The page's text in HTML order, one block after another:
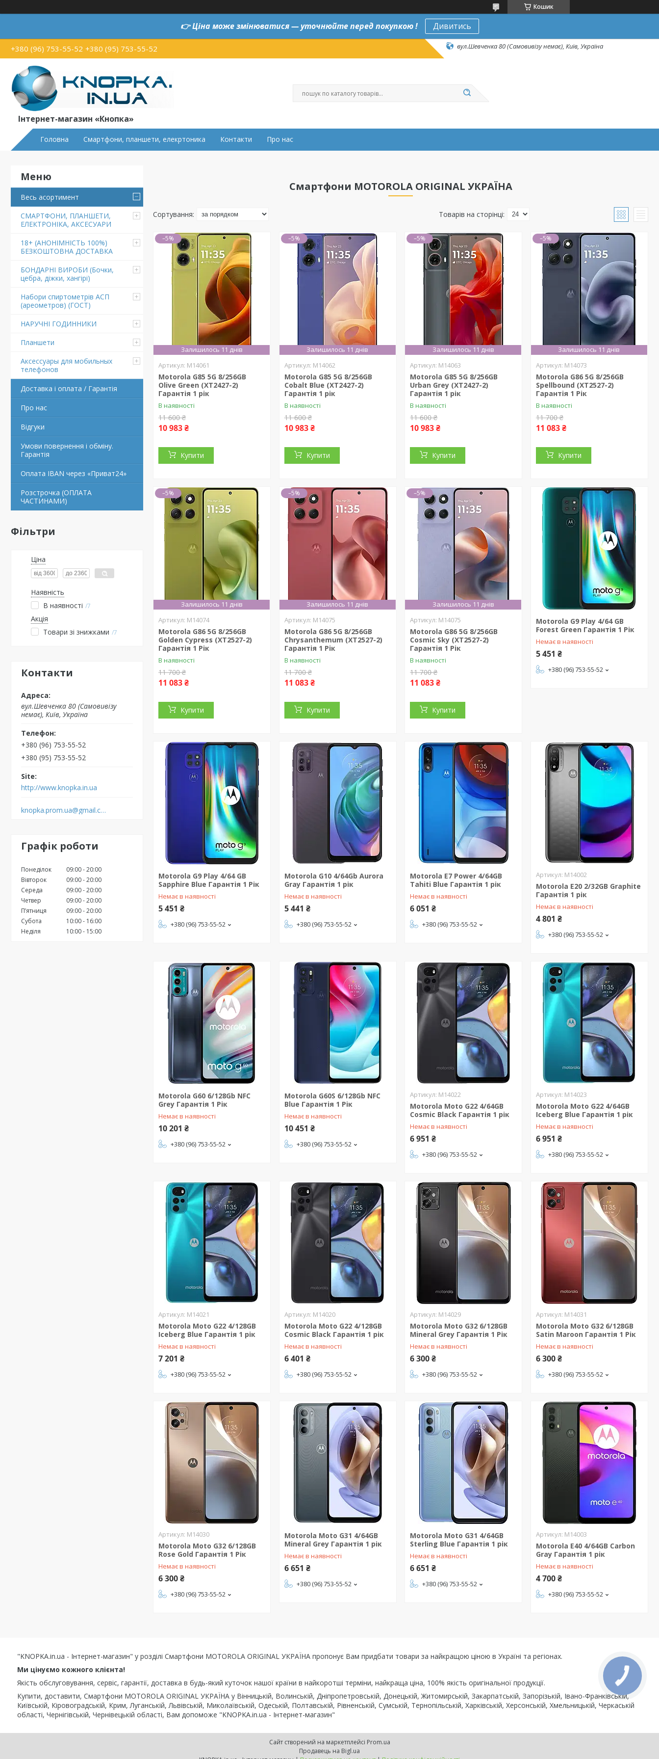
Кошик
👉Ціна може змінюватися — уточнюйте перед покупкою ! Дивитись
+380 (96) 753-55-52 +380 (95) 753-55-52 вул.Шевченка 80 (Самовивізу немає), Київ, Україна
Інтернет-магазин «Кнопка»
Головна Смартфони, планшети, елекртоника Контакти Про нас
Весь асортимент
СМАРТФОНИ, ПЛАНШЕТИ,
ЕЛЕКТРОНІКА, АКСЕСУАРИ
18+ (АНОНІМНІСТЬ 100%)
БЕЗКОШТОВНА ДОСТАВКА
БОНДАРНІ ВИРОБИ (Бочки,
цебра, діжки, хангірі)
Набори спиртометрів АСП
(ареометров) (ГОСТ)
НАРУЧНІ ГОДИННИКИ
Планшети
Аксессуары для мобильных
телефонов
Доставка і оплата / Гарантія
Про нас
Відгуки
Умови повернення і обміну.
Гарантія
Оплата IBAN через «Приват24»
Розстрочка (ОПЛАТА
ЧАСТИНАМИ)
Фільтри
Ціна
Наявність
В наявності 7
Акція
Товари зі знижками 7
Контакти
вул.Шевченка 80 (Самовивізу
немає), Київ, Україна
+380 (96) 753-55-52
+380 (95) 753-55-52
http://www.knopka.in.ua
knopka.prom.ua@gmail.com
Графік роботи
Понеділок 09:00 20:00
Вівторок
09:00 20:00
Середа
09:00 20:00
Четвер
09:00 20:00
Пʼятниця
09:00 20:00
Субота
10:00
16:00
Неділя
10:00 15:00
Смартфони MOTOROLA ORIGINAL УКРАЇНА
–5%
Залишилось 11 днів
M14061
Motorola G85 5G 8/256GB
Olive Green (XT2427-2)
Гарантія 1 рік
В наявності
11 600 ₴
10 983 ₴
Купити
–5%
Залишилось 11 днів
M14062
Motorola G85 5G 8/256GB
Cobalt Blue (XT2427-2)
Гарантія 1 рік
В наявності
11 600 ₴
10 983 ₴
Купити
–5%
Залишилось 11 днів
M14063
Motorola G85 5G 8/256GB
Urban Grey (XT2427-2)
Гарантія 1 рік
В наявності
11 600 ₴
10 983 ₴
Купити
–5%
Залишилось 11 днів
M14073
Motorola G86 5G 8/256GB
Spellbound (XT2527-2)
Гарантія 1 Рік
В наявності
11 700 ₴
11 083 ₴
Купити
–5%
Залишилось 11 днів
M14074
Motorola G86 5G 8/256GB
Golden Cypress (XT2527-2)
Гарантія 1 Рік
В наявності
11 700 ₴
11 083 ₴
Купити
–5%
Залишилось 11 днів
M14075
Motorola G86 5G 8/256GB
Chrysanthemum (XT2527-2)
Гарантія 1 Рік
В наявності
11 700 ₴
11 083 ₴
Купити
–5%
Залишилось 11 днів
M14075
Motorola G86 5G 8/256GB
Cosmic Sky (XT2527-2)
Гарантія 1 Рік
В наявності
11 700 ₴
11 083 ₴
Купити
Motorola G9 Play 4/64 GB
Forest Green Гарантія 1 Рік
Немає в наявності
5 451 ₴
+380 (96) 753-55-52
Motorola G9 Play 4/64 GB
Sapphire Blue Гарантія 1 Рік
Немає в наявності
5 451 ₴
+380 (96) 753-55-52
Motorola G10 4/64Gb Aurora
Gray Гарантія 1 рік
Немає в наявності
5 441 ₴
+380 (96) 753-55-52
Motorola E7 Power 4/64GB
Tahiti Blue Гарантія 1 рік
Немає в наявності
6 051 ₴
+380 (96) 753-55-52
M14002
Motorola E20 2/32GB Graphite
Гарантія 1 рік
Немає в наявності
4 801 ₴
+380 (96) 753-55-52
Motorola G60 6/128Gb NFC
Grey Гарантія 1 Рік
Немає в наявності
10 201 ₴
+380 (96) 753-55-52
Motorola G60S 6/128Gb NFC
Blue Гарантія 1 Рік
Немає в наявності
10 451 ₴
+380 (96) 753-55-52
M14022
Motorola Moto G22 4/64GB
Cosmic Black Гарантія 1 рік
Немає в наявності
6 951 ₴
+380 (96) 753-55-52
M14023
Motorola Moto G22 4/64GB
Iceberg Blue Гарантія 1 рік
Немає в наявності
6 951 ₴
+380 (96) 753-55-52
M14021
Motorola Moto G22 4/128GB
Iceberg Blue Гарантія 1 рік
Немає в наявності
7 201 ₴
+380 (96) 753-55-52
M14020
Motorola Moto G22 4/128GB
Cosmic Black Гарантія 1 рік
Немає в наявності
6 401 ₴
+380 (96) 753-55-52
M14029
Motorola Moto G32 6/128GB
Mineral Grey Гарантія 1 Рік
Немає в наявності
6 300 ₴
+380 (96) 753-55-52
M14031
Motorola Moto G32 6/128GB
Satin Maroon Гарантія 1 Рік
Немає в наявності
6 300 ₴
+380 (96) 753-55-52
M14030
Motorola Moto G32 6/128GB
Rose Gold Гарантія 1 Рік
Немає в наявності
6 300 ₴
+380 (96) 753-55-52
Motorola Moto G31 4/64GB
Mineral Grey Гарантія 1 рік
Немає в наявності
6 651 ₴
+380 (96) 753-55-52
Motorola Moto G31 4/64GB
Sterling Blue Гарантія 1 рік
Немає в наявності
6 651 ₴
+380 (96) 753-55-52
M14003
Motorola E40 4/64GB Carbon
Gray Гарантія 1 рік
Немає в наявності
4 700 ₴
+380 (96) 753-55-52
"KNOPKA.in.ua - Інтернет-магазин" у розділі Смартфони MOTOROLA ORIGINAL УКРАЇНА пропонує Вам придбати товари за найкращою ціною в Україні та регіонах.
Ми цінуємо кожного клієнта!
Якість обслуговування, сервіс, гарантії, доставка в будь-який куточок нашої країни в найкоротші терміни, найкраща ціна, 100% якість оригінальної продукції.
Купити, доставити, Смартфони MOTOROLA ORIGINAL УКРАЇНА у Вінницькій, Волинській, Дніпропетровській, Донецькій, Житомирській, Закарпатській, Запорізькій, Івано-Франківській,
Київській, Кіровоградській, Крим, Луганській, Львівській, Миколаївській, Одеській, Полтавській, Рівненській, Сумській, Тернопільській, Харківській, Херсонській, Хмельницькій, Черкаській
області, Чернігівській, Чернівецькій області, Вам допоможе "KNOPKA.in.ua - Інтернет-магазин"
Сайт створений на маркетплейсі Prom.ua
Продавець на Bigl.ua